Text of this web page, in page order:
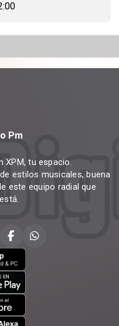
Pm
XPM, tu espacio.
estilos musicales, buena
este equipo radial que